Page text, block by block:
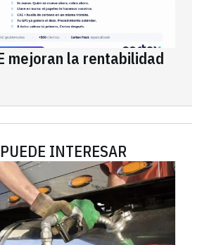
mejoran la rentabilidad
INTERESAR